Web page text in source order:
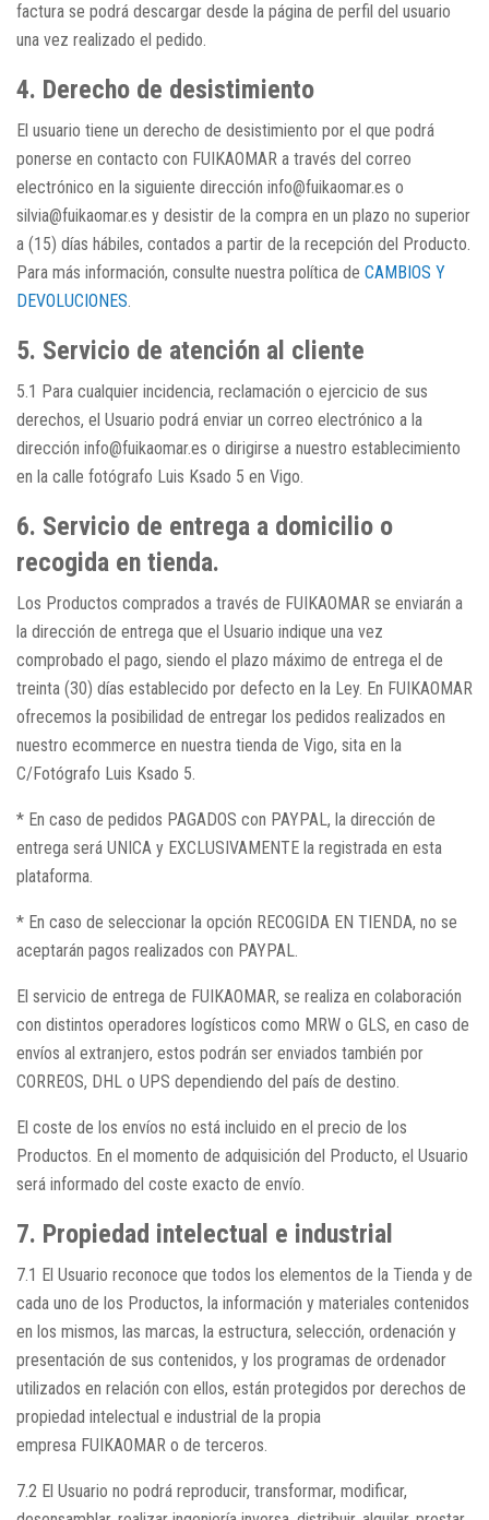
factura se podrá descargar desde la página de perfil del usuario
una vez realizado el pedido.
4. Derecho de desistimiento
El usuario tiene un derecho de desistimiento por el que podrá
ponerse en contacto con FUIKAOMAR a través del correo
electrónico en la siguiente dirección info@fuikaomar.es o
silvia@fuikaomar.es y desistir de la compra en un plazo no superior
a (15) días hábiles, contados a partir de la recepción del Producto.
Para más información, consulte nuestra política de CAMBIOS Y
DEVOLUCIONES.
5. Servicio de atención al cliente
5.1 Para cualquier incidencia, reclamación o ejercicio de sus
derechos, el Usuario podrá enviar un correo electrónico a la
dirección info@fuikaomar.es o dirigirse a nuestro establecimiento
en la calle fotógrafo Luis Ksado 5 en Vigo.
6. Servicio de entrega a domicilio o
recogida en tienda.
Los Productos comprados a través de FUIKAOMAR se enviarán a
la dirección de entrega que el Usuario indique una vez
comprobado el pago, siendo el plazo máximo de entrega el de
treinta (30) días establecido por defecto en la Ley. En FUIKAOMAR
ofrecemos la posibilidad de entregar los pedidos realizados en
nuestro ecommerce en nuestra tienda de Vigo, sita en la
C/Fotógrafo Luis Ksado 5.
* En caso de pedidos PAGADOS con PAYPAL, la dirección de
entrega será UNICA y EXCLUSIVAMENTE la registrada en esta
plataforma.
* En caso de seleccionar la opción RECOGIDA EN TIENDA, no se
aceptarán pagos realizados con PAYPAL.
El servicio de entrega de FUIKAOMAR, se realiza en colaboración
con distintos operadores logísticos como MRW o GLS, en caso de
envíos al extranjero, estos podrán ser enviados también por
CORREOS, DHL o UPS dependiendo del país de destino.
El coste de los envíos no está incluido en el precio de los
Productos. En el momento de adquisición del Producto, el Usuario
será informado del coste exacto de envío.
7. Propiedad intelectual e industrial
7.1 El Usuario reconoce que todos los elementos de la Tienda y de
cada uno de los Productos, la información y materiales contenidos
en los mismos, las marcas, la estructura, selección, ordenación y
presentación de sus contenidos, y los programas de ordenador
utilizados en relación con ellos, están protegidos por derechos de
propiedad intelectual e industrial de la propia
empresa FUIKAOMAR o de terceros.
7.2 El Usuario no podrá reproducir, transformar, modificar,